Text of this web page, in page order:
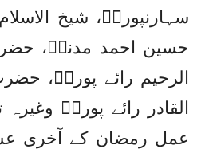
سہارنپوریؒ، شیخ
حسین احمد مدنیؒ،
الرحیم رائے پوریؒ،
القادر رائے پوریؒ وغیرہ
عمل رمضان کے آخری